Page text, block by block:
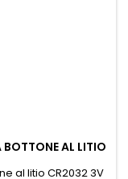
BOTTONE AL LITIO
al litio CR2032 3V